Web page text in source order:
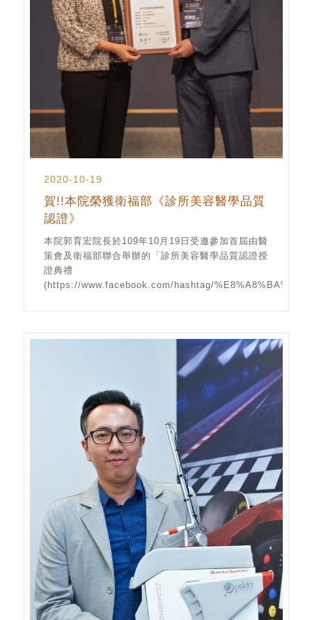
2020-10-19
賀!!本院榮獲衛福部《診所美容醫學品質
認證》
本院郭育宏院長於109年10月19日受邀參加首屆由醫
策會及衛福部聯合舉辦的「診所美容醫學品質認證授
證典禮
(https://www.facebook.com/hashtag/